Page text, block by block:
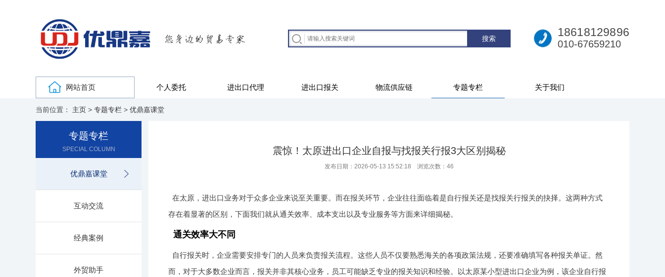
18618129896
010-67659210
网站首页 个人委托 进出口代理 进出口报关 物流供应链 专题专栏 关于我们
当前位置： 主页 > 专题专栏 > 优鼎嘉课堂
专题专栏
SPECIAL COLUMN
优鼎嘉课堂
互动交流
经典案例
外贸助手
震惊！太原进出口企业自报与找报关行报3大区别揭秘
发布日期：2026-05-13 15:52:18 浏览次数： 46
在太原，进出口业务对于众多企业来说至关重要。而在报关环节，企业往往面临着是自行报关还是找报关行报关的抉择。这两种方式
存在着显著的区别，下面我们就从通关效率、成本支出以及专业服务等方面来详细揭秘。
通关效率大不同
自行报关时，企业需要安排专门的人员来负责报关流程。这些人员不仅要熟悉海关的各项政策法规，还要准确填写各种报关单证。然
而，对于大多数企业而言，报关并非其核心业务，员工可能缺乏专业的报关知识和经验。以太原某小型进出口企业为例，该企业自行报